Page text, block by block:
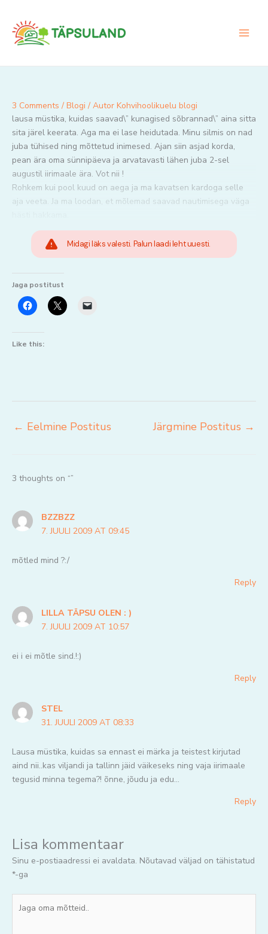
content
3 Comments / Blogi / Autor Kohvihoolikuelu blogi
lausa müstika, kuidas saavad\” kunagised sõbrannad\” aina sitta
sita järel keerata. Aga ma ei lase heidutada. Minu silmis on nad
juba tühised ning mõttetud inimesed. Ajan siin asjad korda,
pean ära oma sünnipäeva ja arvatavasti lähen juba 2-sel
augustil iirimaale ära. Vot nii !
Rohkem kui pool kuud on aega ja ma kavatsen kardoga selle
aja veeta. Ja ma loodan, et mõlemad saavad nautimisega väga
Midagi läks valesti. Palun laadi leht uuesti.
Jaga postitust
Like this:
← Eelmine Postitus Järgmine Postitus →
3 thoughts on “”
BZZBZZ
7. JUULI 2009 AT 09:45
mõtled mind ?:/
Reply
LILLA TÄPSU OLEN : )
7. JUULI 2009 AT 10:57
ei i ei mõtle sind.!:)
Reply
STEL
31. JUULI 2009 AT 08:33
Lausa müstika, kuidas sa ennast ei märka ja teistest kirjutad
aind nii..kas viljandi ja tallinn jäid väikeseks ning vaja iirimaale
tegusid minna tegema?! õnne, jõudu ja edu…
Reply
Lisa kommentaar
Sinu e-postiaadressi ei avaldata. Nõutavad väljad on tähistatud
*-ga
oma